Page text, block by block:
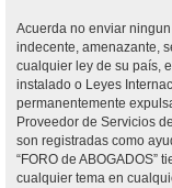
Acuerda no enviar
indecente, amenazante,
cualquier ley de su país,
instalado o Leyes
permanentemente
Proveedor de Servicios
son registradas como
“FORO de ABOGADOS”
cualquier tema en